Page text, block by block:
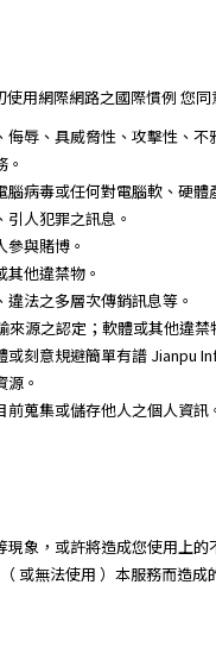
用網際網路之國際慣例 您
辱、具威脅性、攻擊性、
病毒或任何對電腦軟、硬
人犯罪之訊息。
與賭博。
他違禁物。
法之多層次傳銷訊息等。
源之認定；軟體或其他違
刻意規避簡單有譜 Jianpu
。
蒐集或儲存他人之個人資訊
象，或許將造成您使用上
或無法使用 ）本服務而造